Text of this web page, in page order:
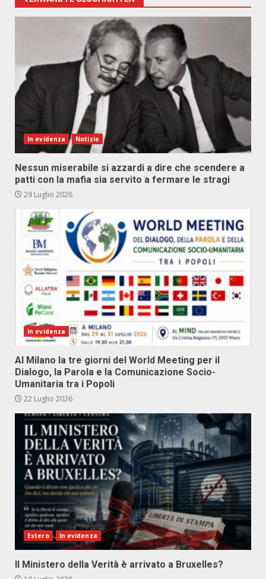
In evidenza Notizie
Nessun miserabile si azzardi a dire che scendere a
patti con la mafia sia servito a fermare le stragi
29 Luglio 2026
In evidenza
Al Milano la tre giorni del World Meeting per il
Dialogo, la Parola e la Comunicazione Socio-
Umanitaria tra i Popoli
22 Luglio 2026
Estero In evidenza
Il Ministero della Verità è arrivato a Bruxelles?